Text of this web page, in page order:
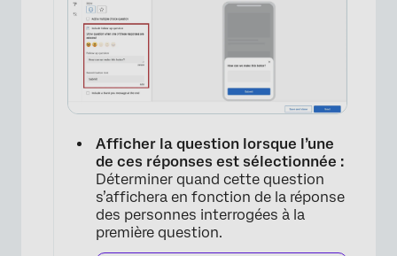
Afficher la question lorsque l’une
de ces réponses est sélectionnée :
Déterminer quand cette question
s’affichera en fonction de la réponse
des personnes interrogées à la
première question.